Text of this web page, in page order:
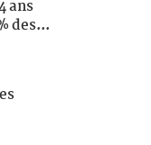
ans
des...